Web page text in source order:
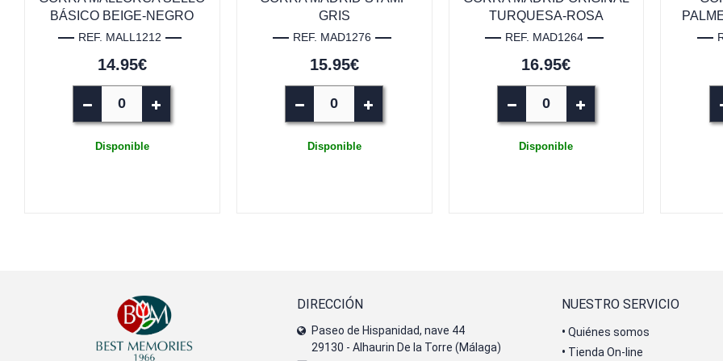
BÁSICO BEIGE-NEGRO
REF. MALL1212
14.95€
Disponible
GRIS
REF. MAD1276
15.95€
Disponible
TURQUESA-ROSA
REF. MAD1264
16.95€
Disponible
DIRECCIÓN
Paseo de Hispanidad, nave 44
29130 - Alhaurin De la Torre (Málaga)
NUESTRO SERVICIO
• Quiénes somos
• Tienda On-line